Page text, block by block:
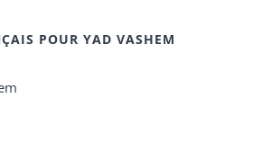
POUR YAD VASHEM